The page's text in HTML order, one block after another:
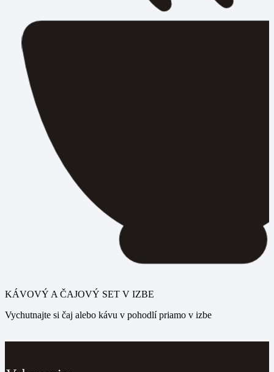
KÁVOVÝ A ČAJOVÝ SET V IZBE
Vychutnajte si čaj alebo kávu v pohodlí priamo v izbe